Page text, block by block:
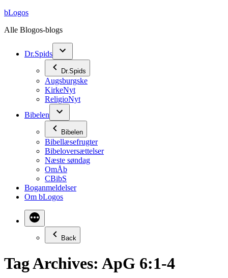
Videre
indhold
bLogos
Alle Blogos-blogs
Dr.Spids
Dr.Spids
Augsburgske
KirkeNyt
ReligioNyt
Bibelen
Bibelen
Bibellæsefrugter
Bibeloversættelser
Næste søndag
OmÅb
CBibS
Boganmeldelser
Om bLogos
Back
Tag Archives: ApG 6:1-4